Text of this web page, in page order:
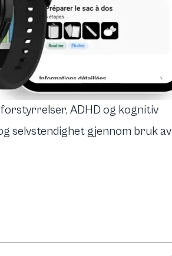
ADHD og kognitiv
selvstendighet gjennom bruk av